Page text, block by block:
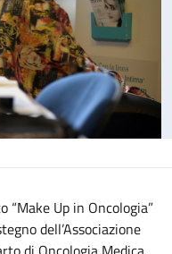
“Make Up in Oncologia”
dell’Associazione